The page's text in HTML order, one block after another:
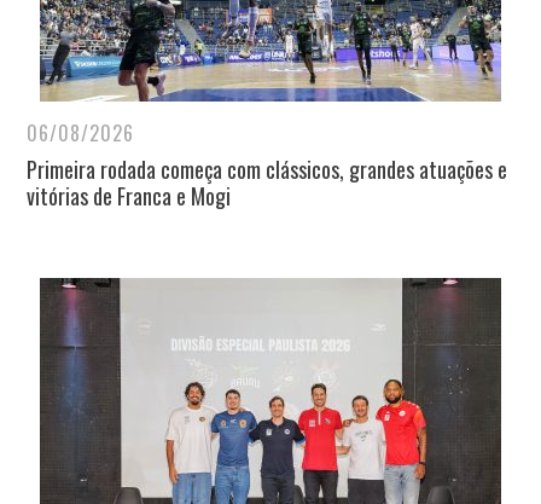
06/08/2026
Primeira rodada começa com clássicos, grandes atuações e
vitórias de Franca e Mogi